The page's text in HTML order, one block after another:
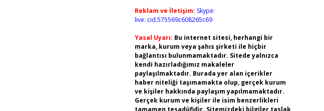
Reklam ve İletişim: Skype:
live:.cid.575569c608265c69
Yasal Uyarı: Bu internet sitesi, herhangi bir
marka, kurum veya şahıs şirketi ile hiçbir
bağlantısı bulunmamaktadır. Sitede yalnızca
kendi hazırladığımız makaleler
paylaşılmaktadır. Burada yer alan içerikler
haber niteliği taşımamakta olup, gerçek kurum
ve kişiler hakkında paylaşım yapılmamaktadır.
Gerçek kurum ve kişiler ile isim benzerlikleri
tamamen tesadüfidir. Sitemizdeki bilgiler taslak